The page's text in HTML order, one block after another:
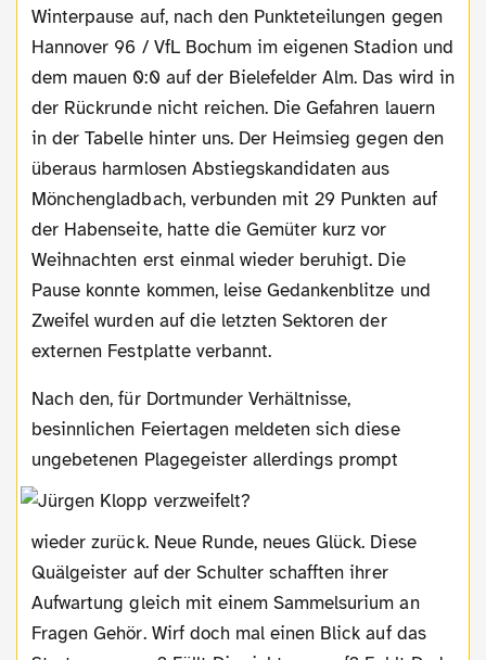
Winterpause auf, nach den Punkteteilungen gegen
Hannover 96 / VfL Bochum im eigenen Stadion und
dem mauen 0:0 auf der Bielefelder Alm. Das wird in
der Rückrunde nicht reichen. Die Gefahren lauern
in der Tabelle hinter uns. Der Heimsieg gegen den
überaus harmlosen Abstiegskandidaten aus
Mönchengladbach, verbunden mit 29 Punkten auf
der Habenseite, hatte die Gemüter kurz vor
Weihnachten erst einmal wieder beruhigt. Die
Pause konnte kommen, leise Gedankenblitze und
Zweifel wurden auf die letzten Sektoren der
externen Festplatte verbannt.
Nach den, für Dortmunder Verhältnisse,
besinnlichen Feiertagen meldeten sich diese
ungebetenen Plagegeister allerdings prompt
wieder zurück. Neue Runde, neues Glück. Diese
Quälgeister auf der Schulter schafften ihrer
Aufwartung gleich mit einem Sammelsurium an
Fragen Gehör. Wirf doch mal einen Blick auf das